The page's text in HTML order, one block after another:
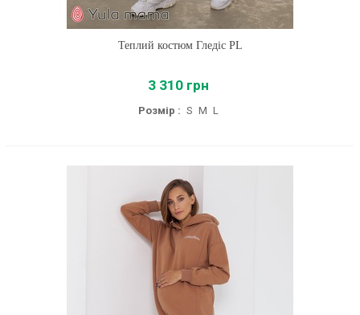
Теплий костюм Гледіс PL
3 310 грн
Розмір : S M L